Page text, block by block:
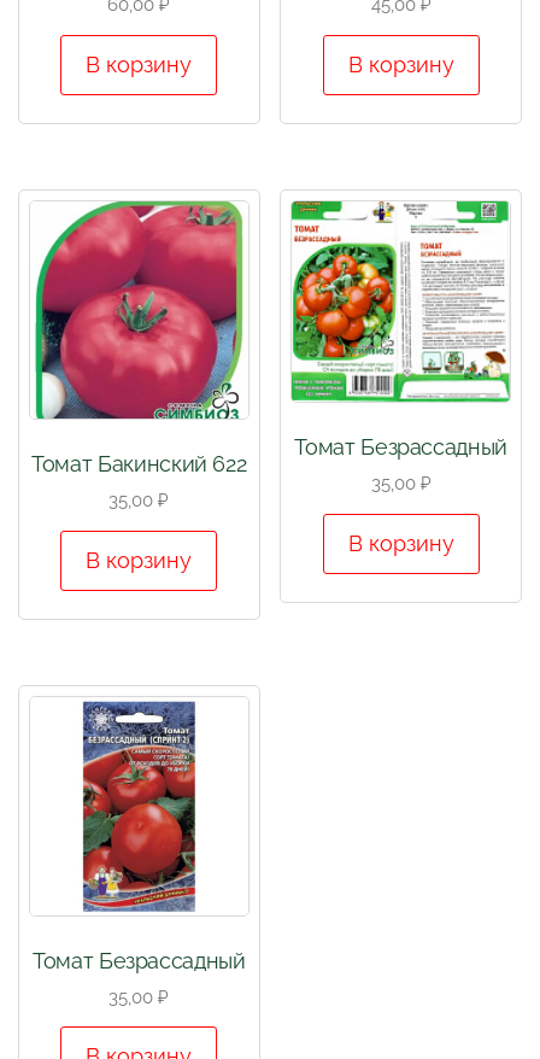
60,00₽
В корзину
45,00 ₽
В корзину
Томат Бакинский 622
35,00₽
В корзину
Томат Безрассадный
35,00 ₽
В корзину
Томат Безрассадный
35,00₽